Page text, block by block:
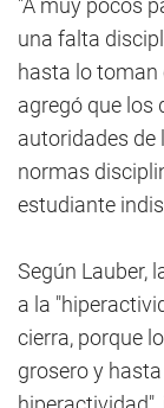
"A muy pocos
una falta
hasta lo toman
agregó que los
autoridades de
normas
estudiante
Según Lauber,
a la
cierra, porque
grosero y